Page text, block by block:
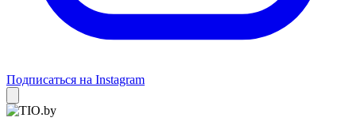
Подписаться на Instagram